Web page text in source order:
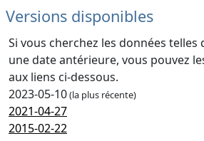
Versions disponibles
Si vous cherchez les données telles
une date antérieure, vous pouvez
aux liens ci-dessous.
2023-05-10(la plus récente)
2021-04-27
2015-02-22